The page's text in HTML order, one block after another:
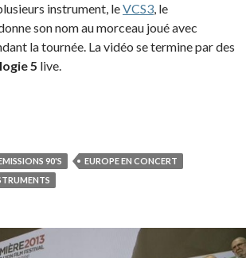
instrument, leVCS3, le
son nom au morceau joué avec
la tournée. La vidéo se termine par des
5 live.
90'S
EUROPE EN CONCERT